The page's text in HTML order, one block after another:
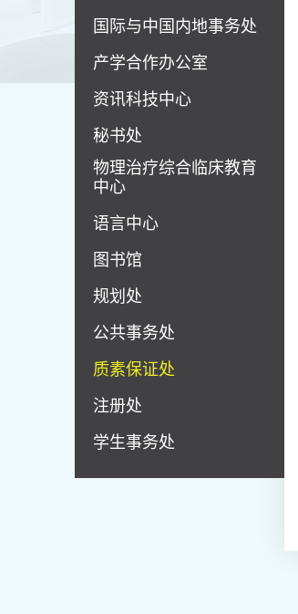
国际与中国内地事务处
产学合作办公室
资讯科技中心
秘书处
物理治疗综合临床教育
中心
语言中心
图书馆
规划处
公共事务处
质素保证处
注册处
学生事务处